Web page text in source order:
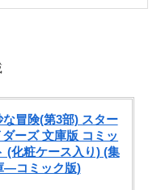
冒険(第3部) スター
ーズ 文庫版 コミッ
(化粧ケース入り) (集
―コミック版)